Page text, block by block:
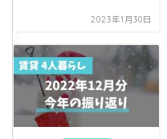
2023年1月30日